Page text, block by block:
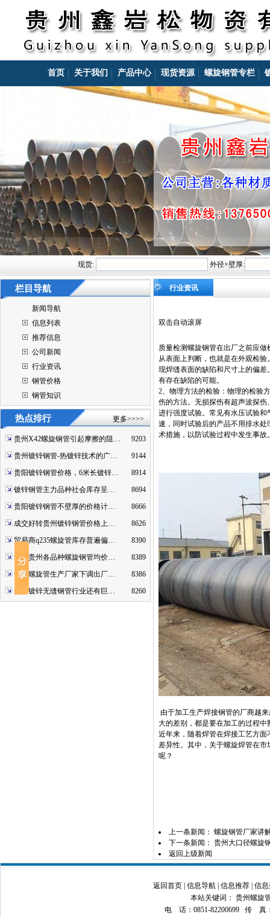
首页 关于我们 产品中心 现货资源 螺旋钢管专栏
现货: 外径×壁厚:
栏目导航
新闻导航
信息列表
推荐信息
公司新闻
行业资讯
钢管价格
钢管知识
热点排行 更多>>>>
贵州X42螺旋钢管引起摩擦的阻…
9203
贵州镀锌钢管-热镀锌技术的广…
9144
贵阳镀锌钢管价格，6米长镀锌…
8914
镀锌钢管主力品种社会库存呈…
8694
贵阳镀锌钢管不壁厚的价格计…
8666
成交好转贵州镀锌钢管价格上…
8626
贸易商q235螺旋管库存普遍偏…
8390
近期贵州各品种螺旋钢管均价…
8389
贵州螺旋管生产厂家下调出厂…
8386
贵州镀锌无缝钢管行业还有巨…
8260
行业资讯
双击自动滚屏
质量检测螺旋钢管在出厂之前应
从表面上判断，也就是在外观检
现焊缝表面的缺陷和尺寸上的偏
有存在缺陷的可能。
2、物理方法的检验：物理的检验
伤的方法。无损探伤有超声波探
进行强度试验。常见有水压试验
速，同时试验后的产品不用排水
术措施，以防试验过程中发生事故
由于加工生产焊接钢管的厂商越
大的差别，都是要在加工的过程中
近年来，随着焊管在焊接工艺方
差异性。其中，关于螺旋焊管在
呢？
上一条新闻： 螺旋钢管厂家讲
下一条新闻： 贵州大口径螺旋
返回上级新闻
返回首页 信息导航 信息推荐 信
本站关键词： 贵州螺旋
电 话：0851-82200699 传 真：